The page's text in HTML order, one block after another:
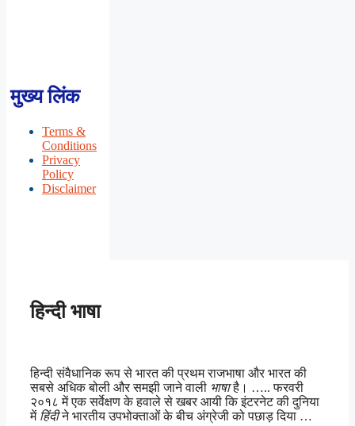
मुख्य लिंक
Terms &
Conditions
Privacy
Policy
Disclaimer
हिन्दी भाषा
हिन्दी संवैधानिक रूप से भारत की प्रथम राजभाषा और भारत की
सबसे अधिक बोली और समझी जाने वाली भाषाहै। ….. फरवरी
२०१८ में एक सर्वेक्षण के हवाले से खबर आयी कि इंटरनेट की दुनिया
में हिंदीने भारतीय उपभोक्ताओं के बीच अंग्रेजी को पछाड़ दिया …